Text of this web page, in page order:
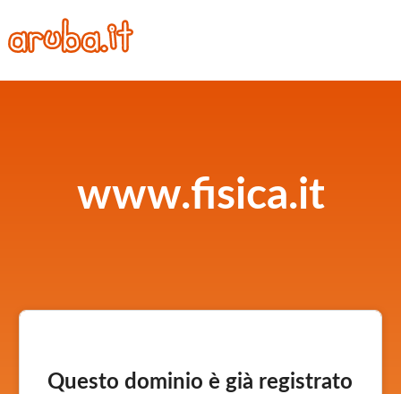
www.fisica.it
Questo dominio è già registrato